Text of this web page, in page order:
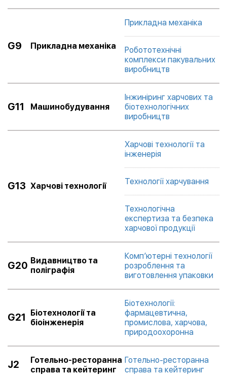
G9 Прикладна механіка
Прикладна механіка
Робототехнічні
комплекси пакувальних
виробництв
G11 Машинобудування
Інжиніринг харчових та
біотехнологічних
виробництв
G13 Харчові технології
Харчові технології та
інженерія
Технології харчування
Технологічна
експертиза та безпека
харчової продукції
G20 Видавництво та
поліграфія
Комп’ютерні технології
розроблення та
виготовлення упаковки
G21
Біотехнології та
біоінженерія
Біотехнології:
фармацевтична,
промислова, харчова,
природоохоронна
J2
Готельно-ресторанна
справа та кейтеринг
Готельно-ресторанна
справа та кейтеринг